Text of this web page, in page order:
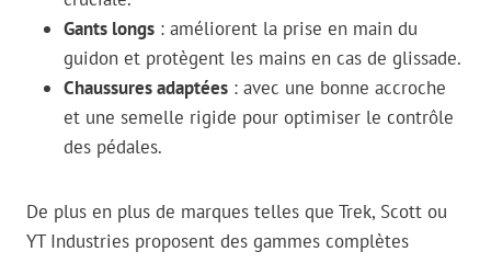
Gants longs : améliorent la prise en main du
guidon et protègent les mains en cas de glissade.
Chaussures adaptées : avec une bonne accroche
et une semelle rigide pour optimiser le contrôle
des pédales.
De plus en plus de marques telles que Trek, Scott ou
YT Industries proposent des gammes complètes